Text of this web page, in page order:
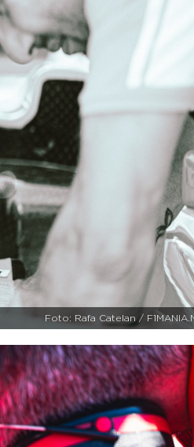
Foto: Rafa Catelan /